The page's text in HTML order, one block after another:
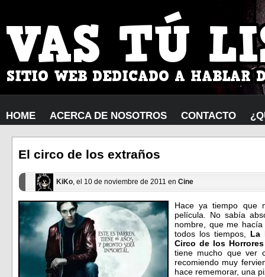
HOME ACERCA DE NOSOTROS CONTACTO
El circo de los extraños
KiKo, el 10 de noviembre de 2011 en Cine
Hace ya tiempo que
película. No sabía
nombre, que me
todos los tiempos, La
Circo de los Horrores
tiene mucho que ver
recomiendo muy
hace rememorar, una